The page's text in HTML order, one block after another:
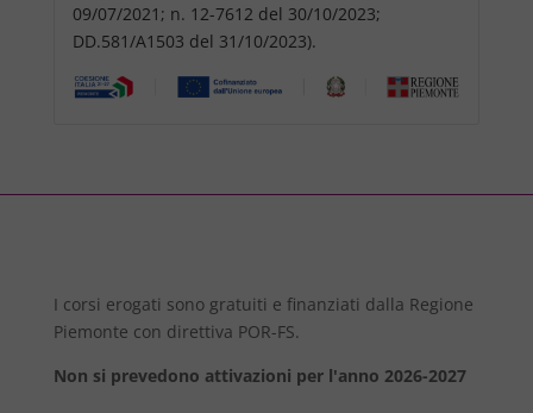
09/07/2021; n. 12-7612 del 30/10/2023;
DD.581/A1503 del 31/10/2023).
I corsi erogati sono gratuiti e finanziati dalla Regione
Piemonte con direttiva POR-FS.
Non si prevedono attivazioni per l'anno 2026-2027